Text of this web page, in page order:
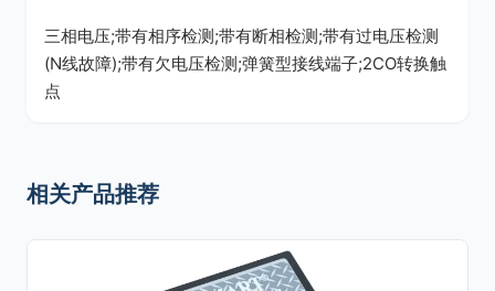
三相电压;带有相序检测;带有断相检测;带有过电压检测
(N线故障);带有欠电压检测;弹簧型接线端子;2CO转换触
点
相关产品推荐